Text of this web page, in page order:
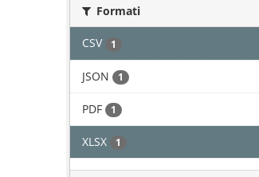
Formati
CSV 1
JSON 1
PDF 1
XLSX 1